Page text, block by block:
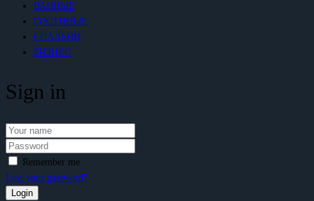
ВАННЫЕ
ГОСТИНЫЕ
СПАЛЬНИ
БИЗНЕС
Sign in
Remember me
Lost your password?